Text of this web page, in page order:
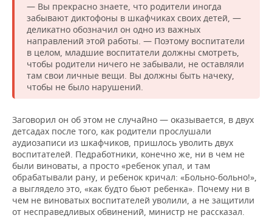
— Вы прекрасно знаете, что родители иногда
забывают диктофоны в шкафчиках своих детей, —
деликатно обозначил он одно из важных
направлений этой работы. — Поэтому воспитатели
в целом, младшие воспитатели должны смотреть,
чтобы родители ничего не забывали, не оставляли
там свои личные вещи. Вы должны быть начеку,
чтобы не было нарушений.
Заговорил он об этом не случайно — оказывается, в двух
детсадах после того, как родители прослушали
аудиозаписи из шкафчиков, пришлось уволить двух
воспитателей. Педработники, конечно же, ни в чем не
были виноваты, а просто «ребенок упал, и там
обрабатывали рану, и ребенок кричал: «Больно-больно!»,
а выглядело это, «как будто бьют ребенка». Почему ни в
чем не виноватых воспитателей уволили, а не защитили
от несправедливых обвинений, министр не рассказал.